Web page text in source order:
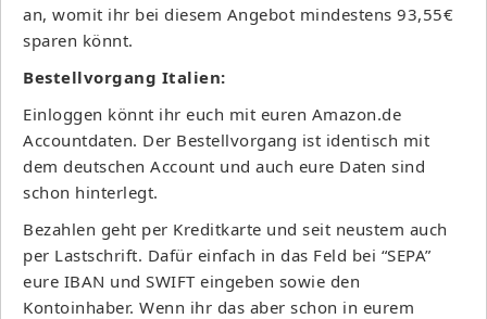
an, womit ihr bei diesem Angebot mindestens 93,55€
sparen könnt.
Bestellvorgang Italien:
Einloggen könnt ihr euch mit euren Amazon.de
Accountdaten. Der Bestellvorgang ist identisch mit
dem deutschen Account und auch eure Daten sind
schon hinterlegt.
Bezahlen geht per Kreditkarte und seit neustem auch
per Lastschrift. Dafür einfach in das Feld bei “SEPA”
eure IBAN und SWIFT eingeben sowie den
Kontoinhaber. Wenn ihr das aber schon in eurem